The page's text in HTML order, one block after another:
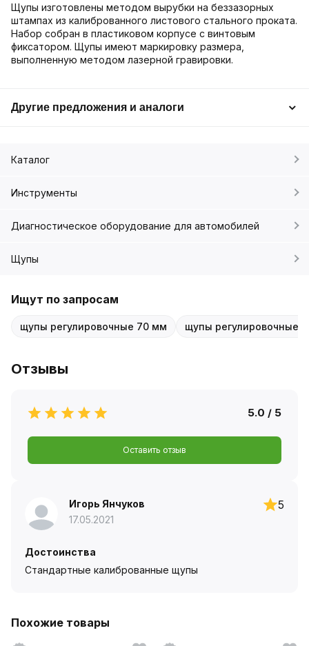
Щупы изготовлены методом вырубки на беззазорных
штампах из калиброванного листового стального проката.
Набор собран в пластиковом корпусе с винтовым
фиксатором. Щупы имеют маркировку размера,
выполненную методом лазерной гравировки.
Другие предложения и аналоги
Каталог
Инструменты
Диагностическое оборудование для автомобилей
Щупы
Ищут по запросам
щупы регулировочные 70 мм щупы регулировочные
Отзывы
5.0 / 5
Оставить отзыв
Игорь Янчуков
17.05.2021
5
Достоинства
Стандартные калиброванные щупы
Похожие товары